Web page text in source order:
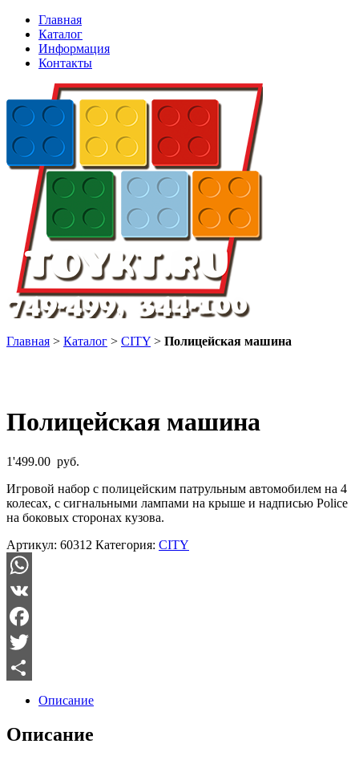
Главная
Каталог
Информация
Контакты
Главная > Каталог > CITY > Полицейская машина
Полицейская машина
1'499.00 руб.
Игровой набор с полицейским патрульным автомобилем на 4
колесах, с сигнальными лампами на крыше и надписью Police
на боковых сторонах кузова.
Артикул: 60312 Категория: CITY
WhatsApp
VK
Facebook
Twitter
Отправить
Описание
Описание